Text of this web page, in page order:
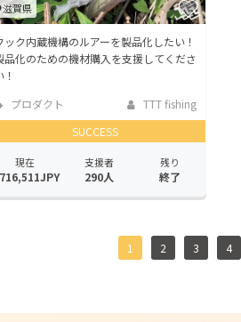
滋賀県
ック内蔵機構のルアーを製品化したい！
品化のための機材購入を支援してくださ
！
プロダクト
TTT fishing
SUCCESS
現在 支援者
290人
残り
終了
1 2 3 4